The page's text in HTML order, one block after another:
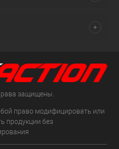
защищены.
право модифицировать или
продукции без